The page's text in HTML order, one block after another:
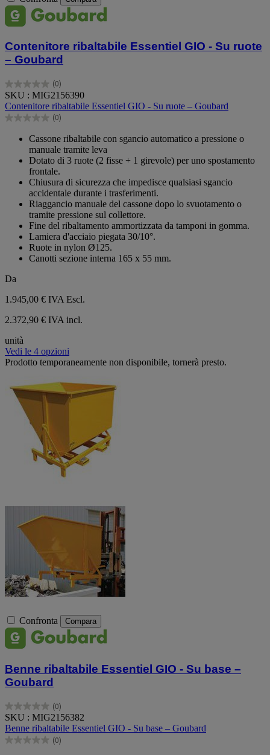
Contenitore ribaltabile Essentiel GIO - Su ruote
– Goubard
(0)
0.0
su
5
stelle.
SKU : MIG2156390
Contenitore ribaltabile Essentiel GIO - Su ruote – Goubard
(0)
0.0
Cassone ribaltabile con sgancio automatico a pressione o
manuale tramite leva
Dotato di 3 ruote (2 fisse + 1 girevole) per uno spostamento
frontale.
Chiusura di sicurezza che impedisce qualsiasi sgancio
accidentale durante i trasferimenti.
Riaggancio manuale del cassone dopo lo svuotamento o
tramite pressione sul collettore.
Fine del ribaltamento ammortizzata da tamponi in gomma.
Lamiera d'acciaio piegata 30/10°.
Ruote in nylon Ø125.
Canotti sezione interna 165 x 55 mm.
Da
1.945,00 € IVA Escl.
2.372,90 € IVA incl.
unità
Vedi le 4 opzioni
Prodotto temporaneamente non disponibile, tornerà presto.
Confronta Compara
Benne ribaltabile Essentiel GIO - Su base –
Goubard
(0)
0.0
su
5
stelle.
SKU : MIG2156382
Benne ribaltabile Essentiel GIO - Su base – Goubard
(0)
0.0